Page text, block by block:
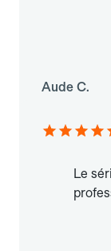
Aude C.
Le